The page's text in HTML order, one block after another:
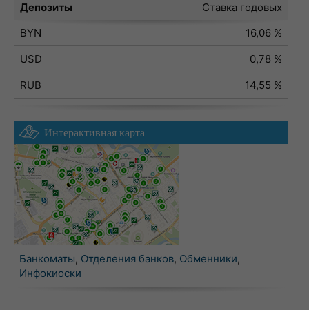
Депозиты
Ставка годовых
BYN
16,06 %
USD
0,78 %
RUB
14,55 %
Интерактивная карта
Банкоматы, Отделения банков, Обменники,
Инфокиоски